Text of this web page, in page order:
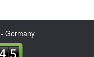
Germany